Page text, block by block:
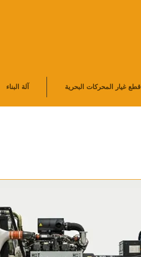
آلة البناء قطع غيار المحركات البحرية